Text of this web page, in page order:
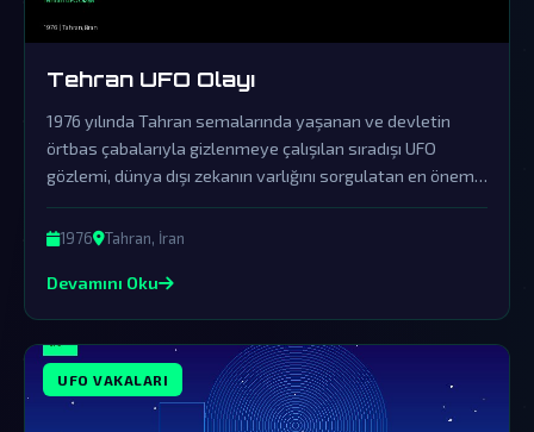
Tehran UFO Olayı
1976 yılında Tahran semalarında yaşanan ve devletin
örtbas çabalarıyla gizlenmeye çalışılan sıradışı UFO
gözlemi, dünya dışı zekanın varlığını sorgulatan en önemli
vakalardan biridir.
1976 Tahran, İran
Devamını Oku
UFO VAKALARI